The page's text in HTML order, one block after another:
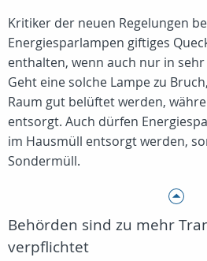
Kritiker der neuen Regelungen
Energiesparlampen giftiges
enthalten, wenn auch nur in
Geht eine solche Lampe zu
Raum gut belüftet werden,
entsorgt. Auch dürfen
im Hausmüll entsorgt werden,
Sondermüll.
Behörden sind zu mehr
verpflichtet